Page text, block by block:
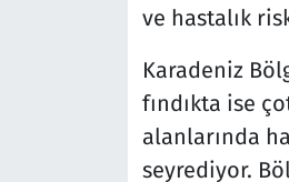
ve hastalık
Karadeniz
fındıkta ise
alanlarında
seyrediyor.